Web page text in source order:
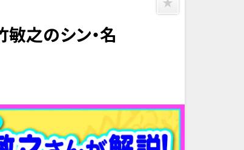
之のシン・名